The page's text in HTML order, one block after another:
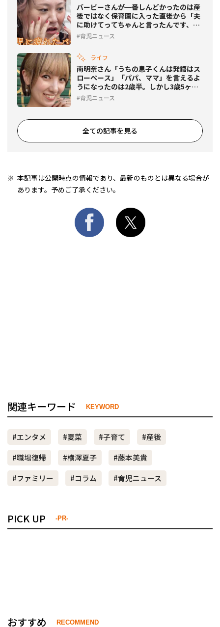
バービーさんが一番しんどかったのは産
後ではなく保育園に入った直後から「夫
に助けてってちゃんと言ったんです、
私」
育児ニュース
ライフ
南明奈さん「うちの息子くんは発語はス
ローペース」「パパ、ママ」を言えるよ
うになったのは2歳半。しかし3歳5ヶ月
の現在は……
育児ニュース
全ての記事を見る
本記事は公開時点の情報であり、最新のものとは異なる場合が
あります。予めご了承ください。
関連キーワード KEYWORD
#エンタメ #夏菜 #子育て
#産後
#職場復帰
#横澤夏子
#藤本美貴
#ファミリー
#コラム #育児ニュース
PICK UP -PR-
おすすめ RECOMMEND